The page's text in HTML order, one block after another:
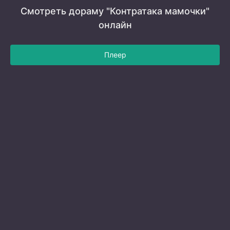
Смотреть дораму "Контратака мамочки"
онлайн
Плеер